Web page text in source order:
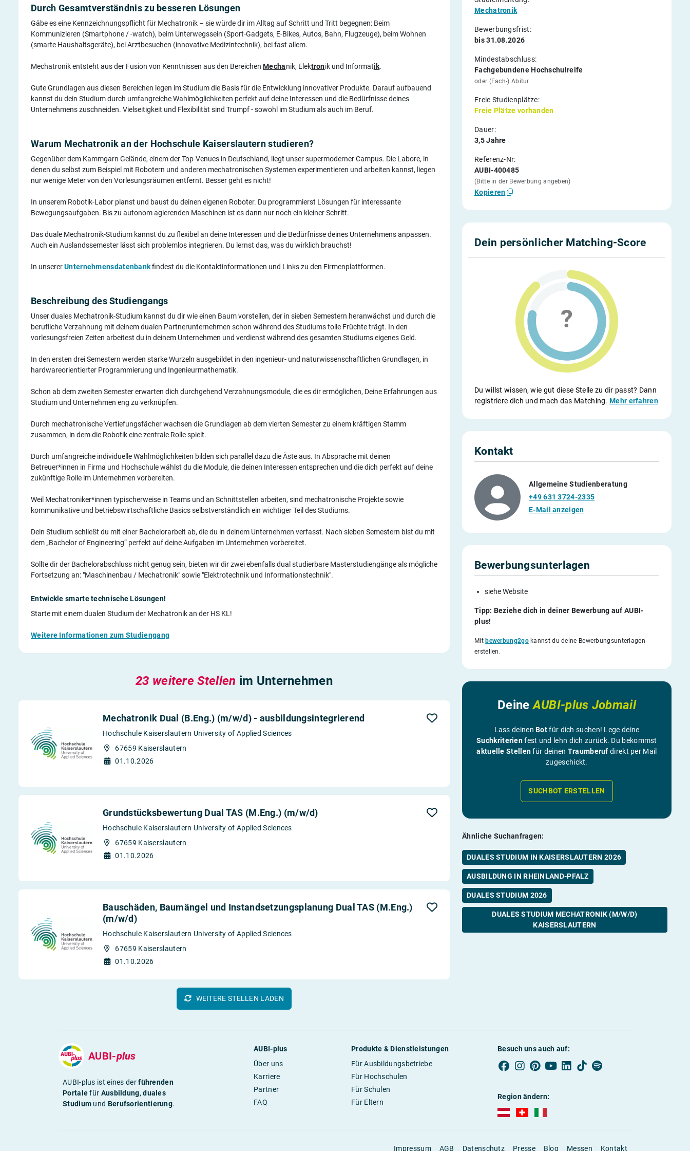
Durch Gesamtverständnis zu besseren Lösungen
Gäbe es eine Kennzeichnungspflicht für Mechatronik – sie würde dir im Alltag auf Schritt und Tritt begegnen: Beim
Kommunizieren (Smartphone / -watch), beim Unterwegssein (Sport-Gadgets, E-Bikes, Autos, Bahn, Flugzeuge), beim Wohnen
(smarte Haushaltsgeräte), bei Arztbesuchen (innovative Medizintechnik), bei fast allem.
Mechatronik entsteht aus der Fusion von Kenntnissen aus den Bereichen Mechanik, Elektronik und Informatik.
Gute Grundlagen aus diesen Bereichen legen im Studium die Basis für die Entwicklung innovativer Produkte. Darauf aufbauend
kannst du dein Studium durch umfangreiche Wahlmöglichkeiten perfekt auf deine Interessen und die Bedürfnisse deines
Unternehmens zuschneiden. Vielseitigkeit und Flexibilität sind Trumpf - sowohl im Studium als auch im Beruf.
Warum Mechatronik an der Hochschule Kaiserslautern studieren?
Gegenüber dem Kammgarn Gelände, einem der Top-Venues in Deutschland, liegt unser supermoderner Campus. Die Labore, in
denen du selbst zum Beispiel mit Robotern und anderen mechatronischen Systemen experimentieren und arbeiten kannst, liegen
nur wenige Meter von den Vorlesungsräumen entfernt. Besser geht es nicht!
In unserem Robotik-Labor planst und baust du deinen eigenen Roboter. Du programmierst Lösungen für interessante
Bewegungsaufgaben. Bis zu autonom agierenden Maschinen ist es dann nur noch ein kleiner Schritt.
Das duale Mechatronik-Studium kannst du zu flexibel an deine Interessen und die Bedürfnisse deines Unternehmens anpassen.
Auch ein Auslandssemester lässt sich problemlos integrieren. Du lernst das, was du wirklich brauchst!
In unsererUnternehmensdatenbankfindest du die Kontaktinformationen und Links zu den Firmenplattformen.
Beschreibung des Studiengangs
Unser duales Mechatronik-Studium kannst du dir wie einen Baum vorstellen, der in sieben Semestern heranwächst und durch die
berufliche Verzahnung mit deinem dualen Partnerunternehmen schon während des Studiums tolle Früchte trägt. In den
vorlesungsfreien Zeiten arbeitest du in deinem Unternehmen und verdienst während des gesamten Studiums eigenes Geld.
In den ersten drei Semestern werden starke Wurzeln ausgebildet in den ingenieur- und naturwissenschaftlichen Grundlagen, in
hardwareorientierter Programmierung und Ingenieurmathematik.
Schon ab dem zweiten Semester erwarten dich durchgehend Verzahnungsmodule, die es dir ermöglichen, Deine Erfahrungen aus
Studium und Unternehmen eng zu verknüpfen.
Durch mechatronische Vertiefungsfächer wachsen die Grundlagen ab dem vierten Semester zu einem kräftigen Stamm
zusammen, in dem die Robotik eine zentrale Rolle spielt.
Durch umfangreiche individuelle Wahlmöglichkeiten bilden sich parallel dazu die Äste aus. In Absprache mit deinen
Betreuer*innen in Firma und Hochschule wählst du die Module, die deinen Interessen entsprechen und die dich perfekt auf deine
zukünftige Rolle im Unternehmen vorbereiten.
Weil Mechatroniker*innen typischerweise in Teams und an Schnittstellen arbeiten, sind mechatronische Projekte sowie
kommunikative und betriebswirtschaftliche Basics selbstverständlich ein wichtiger Teil des Studiums.
Dein Studium schließt du mit einer Bachelorarbeit ab, die du in deinem Unternehmen verfasst. Nach sieben Semestern bist du mit
dem „Bachelor of Engineering“ perfekt auf deine Aufgaben im Unternehmen vorbereitet.
Sollte dir der Bachelorabschluss nicht genug sein, bieten wir dir zwei ebenfalls dual studierbare Masterstudiengänge als mögliche
Fortsetzung an: "Maschinenbau / Mechatronik" sowie "Elektrotechnik und Informationstechnik".
Entwickle smarte technische Lösungen!
Starte mit einem dualen Studium der Mechatronik an der HS KL!
Weitere Informationen zum Studiengang
Mechatronik
Bewerbungsfrist:
bis 31.08.2026
Mindestabschluss:
Fachgebundene Hochschulreife
oder (Fach-) Abitur
Freie Studienplätze:
Freie Plätze vorhanden
Dauer:
3,5 Jahre
Referenz-Nr:
AUBI-400485
(Bitte in der Bewerbung angeben)
Kopieren
Dein persönlicher Matching-Score
Du willst wissen, wie gut diese Stelle zu dir passt? Dann
registriere dich und mach das Matching.Mehr erfahren
Kontakt
Allgemeine Studienberatung
+49 631 3724-2335
E-Mail anzeigen
Bewerbungsunterlagen
siehe Website
Tipp: Beziehe dich in deiner Bewerbung auf AUBI-
plus!
Mitbewerbung2gokannst du deine Bewerbungsunterlagen
erstellen.
DeineAUBI-plus Jobmail
Lass deinenBotfür dich suchen! Lege deine
Suchkriterienfest und lehn dich zurück. Du bekommst
aktuelle Stellenfür deinen Traumberuf direkt per Mail
zugeschickt.
SUCHBOT ERSTELLEN
Ähnliche Suchanfragen:
DUALES STUDIUM IN KAISERSLAUTERN 2026
AUSBILDUNG IN RHEINLAND-PFALZ
DUALES STUDIUM 2026
DUALES STUDIUM MECHATRONIK (M/W/D)
KAISERSLAUTERN
23 weitere Stellen im Unternehmen
Mechatronik Dual (B.Eng.) (m/w/d) - ausbildungsintegrierend
Hochschule Kaiserslautern University of Applied Sciences
67659 Kaiserslautern
01.10.2026
Grundstücksbewertung Dual TAS (M.Eng.) (m/w/d)
Hochschule Kaiserslautern University of Applied Sciences
67659 Kaiserslautern
01.10.2026
Bauschäden, Baumängel und Instandsetzungsplanung Dual TAS (M.Eng.)
(m/w/d)
Hochschule Kaiserslautern University of Applied Sciences
67659 Kaiserslautern
01.10.2026
WEITERE STELLEN LADEN
AUBI-plus
AUBI-plus ist eines derführenden
Portalefür Ausbildung,duales
Studium und Berufsorientierung.
AUBI-plus
Über uns
Karriere
Partner
FAQ
Produkte & Dienstleistungen
Für Ausbildungsbetriebe
Für Hochschulen
Für Schulen
Für Eltern
Besuch uns auch auf:
Region ändern:
AUBI-plus Österreich (deutsch)
Impressum AGB Datenschutz Presse Blog Messen Kontakt